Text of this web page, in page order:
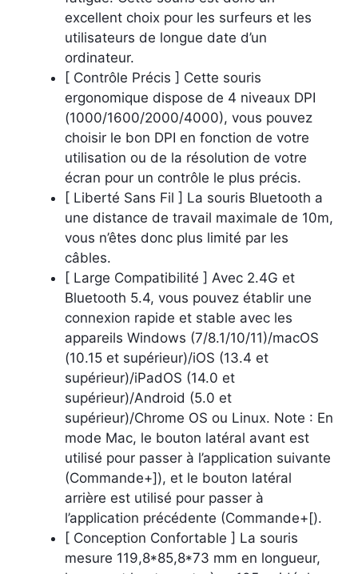
excellent choix pour les surfeurs et les
utilisateurs de longue date d’un
ordinateur.
[ Contrôle Précis ] Cette souris
ergonomique dispose de 4 niveaux DPI
(1000/1600/2000/4000), vous pouvez
choisir le bon DPI en fonction de votre
utilisation ou de la résolution de votre
écran pour un contrôle le plus précis.
[ Liberté Sans Fil ] La souris Bluetooth a
une distance de travail maximale de 10m,
vous n’êtes donc plus limité par les
câbles.
[ Large Compatibilité ] Avec 2.4G et
Bluetooth 5.4, vous pouvez établir une
connexion rapide et stable avec les
appareils Windows (7/8.1/10/11)/macOS
(10.15 et supérieur)/iOS (13.4 et
supérieur)/iPadOS (14.0 et
supérieur)/Android (5.0 et
supérieur)/Chrome OS ou Linux. Note : En
mode Mac, le bouton latéral avant est
utilisé pour passer à l’application suivante
(Commande+]), et le bouton latéral
arrière est utilisé pour passer à
l’application précédente (Commande+[).
[ Conception Confortable ] La souris
mesure 119,8*85,8*73 mm en longueur,